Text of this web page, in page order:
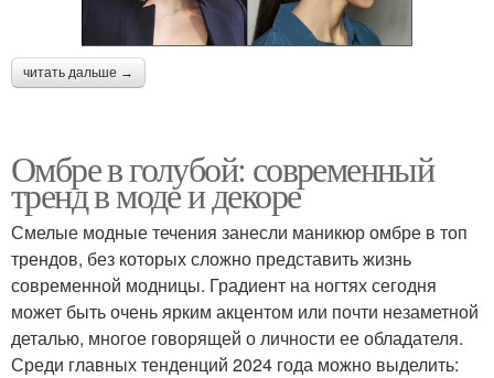
читать дальше →
Омбре в голубой: современный
тренд в моде и декоре
Смелые модные течения занесли маникюр омбре в топ
трендов, без которых сложно представить жизнь
современной модницы. Градиент на ногтях сегодня
может быть очень ярким акцентом или почти незаметной
деталью, многое говорящей о личности ее обладателя.
Среди главных тенденций 2024 года можно выделить: